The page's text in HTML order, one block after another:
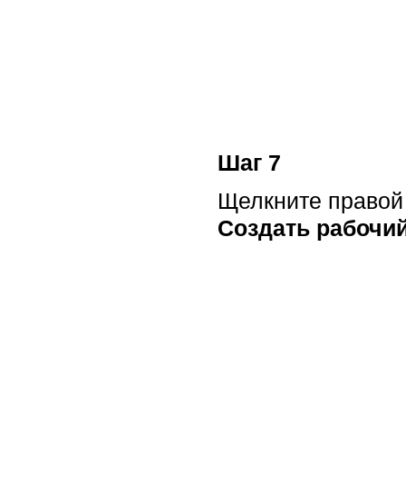
Шаг 7
Щелкните
Создать